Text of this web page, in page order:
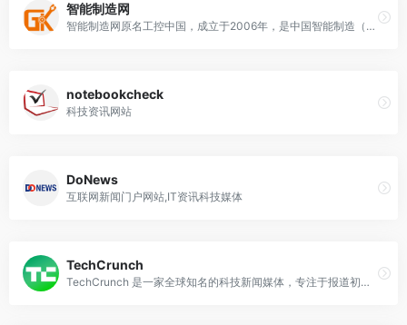
智能制造网
智能制造网原名工控中国，成立于2006年，是中国智能制造（工业4.0）“互联网+”服务平台，为工业自动化_机器人 _3D打印_物联网等企业提供服务
notebookcheck
科技资讯网站
DoNews
互联网新闻门户网站,IT资讯科技媒体
TechCrunch
TechCrunch 是一家全球知名的科技新闻媒体，专注于报道初创企业、科技公司以及与互联网相关的新闻和趋势。